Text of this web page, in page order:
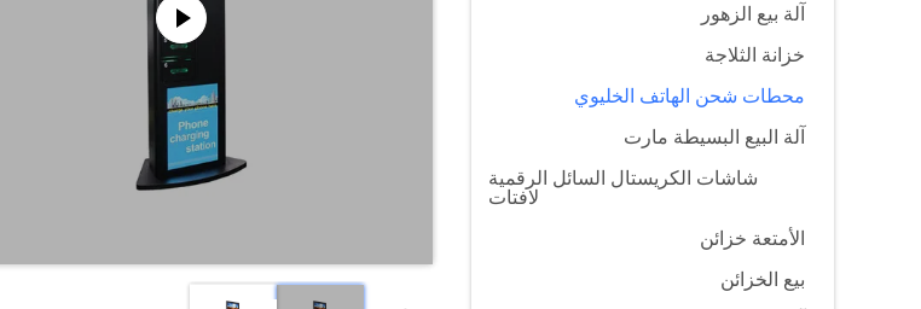
آلة بيع الزهور
خزانة الثلاجة
محطات شحن الهاتف الخليوي
آلة البيع البسيطة مارت
شاشات الكريستال السائل الرقمية
لافتات
الأمتعة خزائن
بيع الخزائن